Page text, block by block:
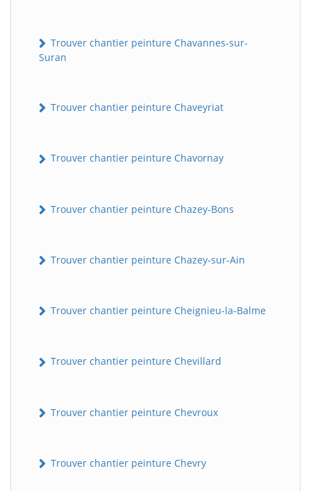
Trouver chantier peinture Chavannes-sur-
Suran
Trouver chantier peinture Chaveyriat
Trouver chantier peinture Chavornay
Trouver chantier peinture Chazey-Bons
Trouver chantier peinture Chazey-sur-Ain
Trouver chantier peinture Cheignieu-la-Balme
Trouver chantier peinture Chevillard
Trouver chantier peinture Chevroux
Trouver chantier peinture Chevry